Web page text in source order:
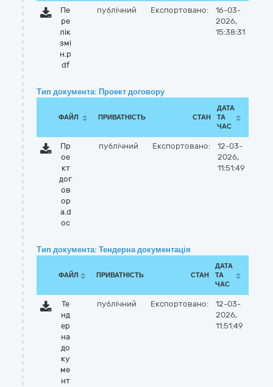
Пе
ре
лік
змі
н.p
df
публічний Експортовано:
16-03-
2026,
15:38:31
Тип документа: Проект договору
ФАЙЛ ПРИВАТНІСТЬ СТАН
ДАТА
ТА
ЧАС
Пр
ое
кт
дог
ов
ор
а.d
oc
публічний Експортовано:
12-03-
2026,
11:51:49
Тип документа: Тендерна документація
ФАЙЛ ПРИВАТНІСТЬ СТАН
ДАТА
ТА
ЧАС
Те
нд
ер
на
до
ку
ме
нт
публічний Експортовано:
12-03-
2026,
11:51:49